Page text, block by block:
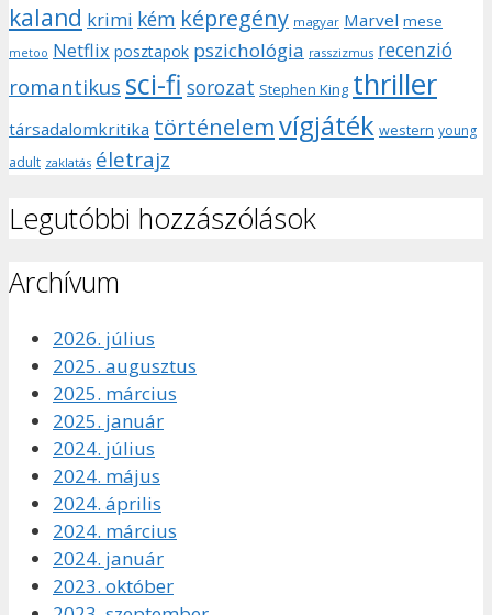
kaland krimi kém képregény magyar Marvel mese
metoo Netflix posztapok pszichológia rasszizmus recenzió
romantikus sci-fi sorozat Stephen King thriller
társadalomkritika történelemvígjáték western young
adult zaklatás életrajz
Legutóbbi hozzászólások
Archívum
2026. július
2025. augusztus
2025. március
2025. január
2024. július
2024. május
2024. április
2024. március
2024. január
2023. október